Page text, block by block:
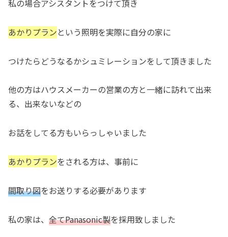
私の場合アシスタントをつけて頂き
あかりプランという照明を実際に自分の家に
つけたらどうなるかシュミレーションをして頂きました
他の方はハウスメーカーの営業の方と一緒に訪れて出来
る、出来ないなどの
お話をしてる方もいらっしゃいました
あかりプランをされる方は、事前に
間取り図をお送りする必要があります
私の家は、 全てPanasonic製を採用致しました